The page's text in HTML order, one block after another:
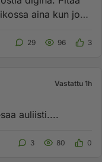
aina kun joku
29 96 3
Vastattu 1h
auliisti....
3 80 0